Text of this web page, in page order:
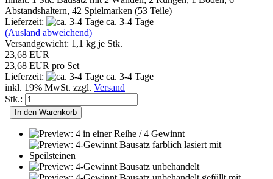
Abstandshaltern, 42 Spielmarken (53 Teile)
Lieferzeit:
ca. 3-4 Tage
(Ausland abweichend)
Versandgewicht: 1,1 kg je Stk.
23,68 EUR
23,68 EUR pro Set
Lieferzeit:
ca. 3-4 Tage
inkl. 19% MwSt. zzgl. Versand
Stk.:
In den Warenkorb